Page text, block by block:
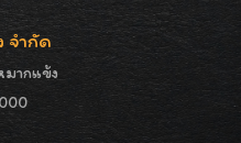
จำกัด
ากแข้ง